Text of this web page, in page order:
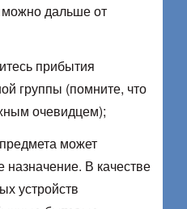
дальше от
прибытия
группы (помните, что
очевидцем);
может
назначение. В качестве
устройств